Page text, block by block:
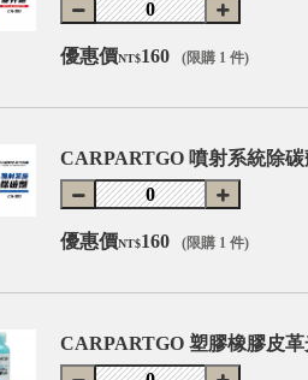
優惠價NT$160 (限購 1 件)
CARPARTGO 噴射系統除碳
優惠價NT$160 (限購 1 件)
CARPARTGO 塑膠橡膠皮